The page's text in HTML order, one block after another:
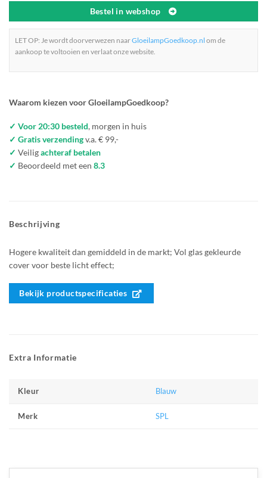
Bestel in webshop
LET OP: Je wordt doorverwezen naarGloeilampGoedkoop.nl om de
aankoop te voltooien en verlaat onze website.
Waarom kiezen voor GloeilampGoedkoop?
✓ Voor 20:30 besteld, morgen in huis
✓ Gratis verzendingv.a. € 99,-
✓ Veiligachteraf betalen
✓ Beoordeeld met een 8.3
Beschrijving
Hogere kwaliteit dan gemiddeld in de markt; Vol glas gekleurde
cover voor beste licht effect;
Bekijk productspecificaties
Extra Informatie
Kleur Blauw
Merk SPL